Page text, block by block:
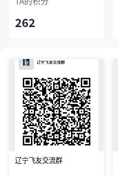
262
辽宁飞友交流群